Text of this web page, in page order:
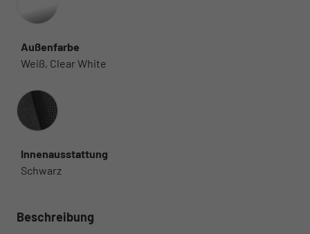
Außenfarbe
Weiß, Clear White
Innenausstattung
Innenausstattung
Schwarz
Beschreibung